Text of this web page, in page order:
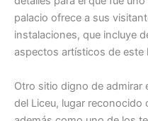
palacio ofrece a sus
instalaciones, que incluye
aspectos artísticos de este
Otro sitio digno de admirar
del Liceu, lugar